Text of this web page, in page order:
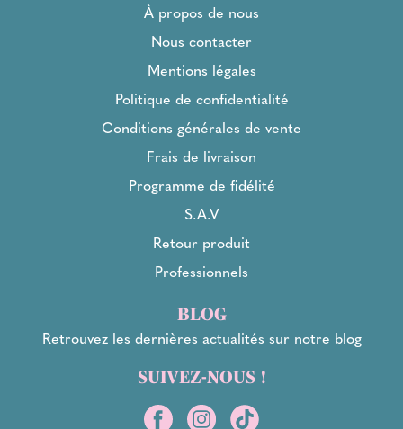
À propos de nous
Nous contacter
Mentions légales
Politique de confidentialité
Conditions générales de vente
Frais de livraison
Programme de fidélité
S.A.V
Retour produit
Professionnels
BLOG
Retrouvez les dernières actualités sur notre blog
SUIVEZ-NOUS !